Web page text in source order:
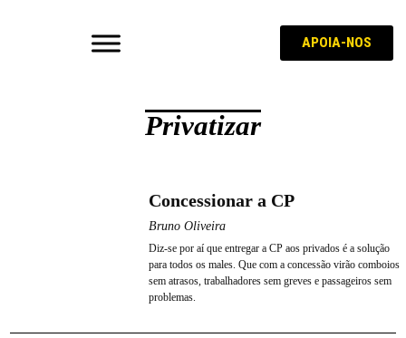
APOIA-NOS
Privatizar
Concessionar a CP
Bruno Oliveira
Diz-se por aí que entregar a CP aos privados é a solução
para todos os males. Que com a concessão virão comboios
sem atrasos, trabalhadores sem greves e passageiros sem
problemas.